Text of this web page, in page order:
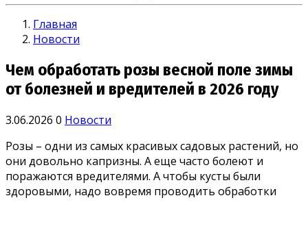
Главная
Новости
Чем обработать розы весной поле зимы
от болезней и вредителей в 2026 году
3.06.2026 0 Новости
Розы – одни из самых красивых садовых растений, но
они довольно капризны. А еще часто болеют и
поражаются вредителями. А чтобы кусты были
здоровыми, надо вовремя проводить обработки